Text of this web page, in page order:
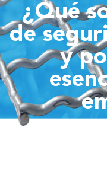
¿Qué
de
y